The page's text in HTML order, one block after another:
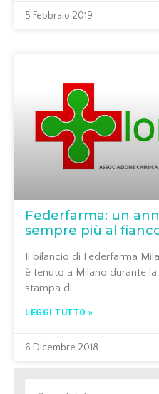
5 Febbraio 2019
Federfarma: un
sempre più al
Il bilancio di Federfarma
è tenuto a Milano durante
stampa di
LEGGI TUTTO »
6 Dicembre 2018